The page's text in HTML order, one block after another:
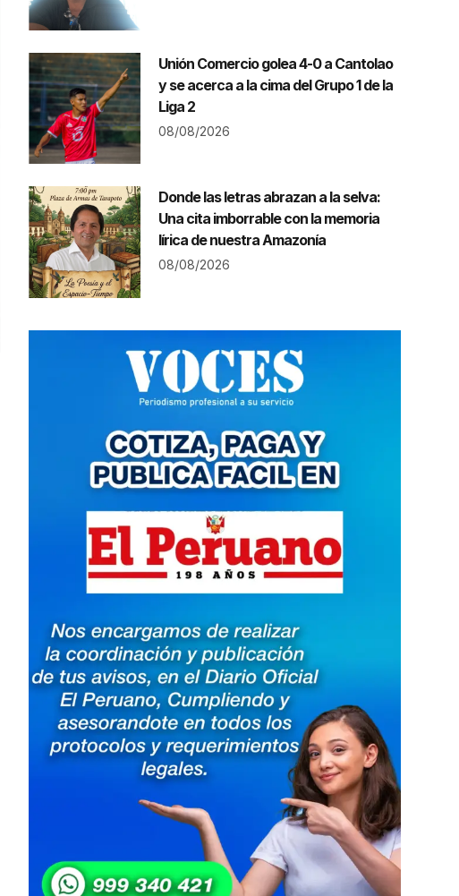
Unión Comercio golea 4-0 a Cantolao
y se acerca a la cima del Grupo 1 de la
Liga 2
08/08/2026
Donde las letras abrazan a la selva:
Una cita imborrable con la memoria
lírica de nuestra Amazonía
08/08/2026